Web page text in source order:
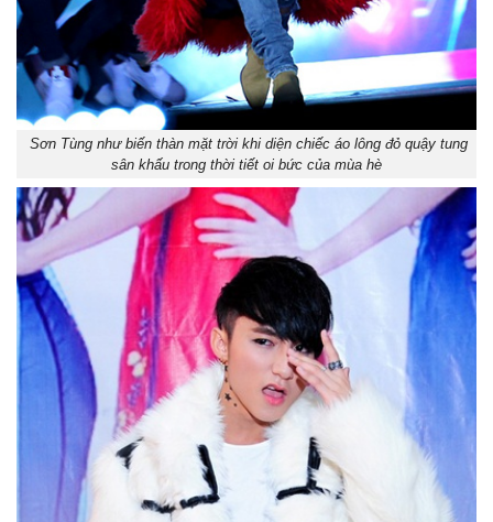
Sơn Tùng như biến thàn mặt trời khi diện chiếc áo lông đỏ quậy tung
sân khấu trong thời tiết oi bức của mùa hè